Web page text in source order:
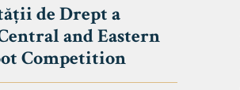
de Drept a
and Eastern
Competition